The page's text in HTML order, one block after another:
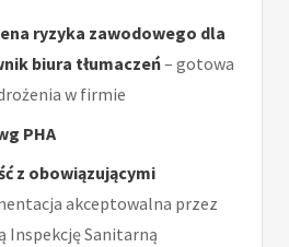
ryzyka zawodowego dla
biura tłumaczeń– gotowa
w firmie
PHA
z obowiązującymi
akceptowalna przez
Inspekcję Sanitarną